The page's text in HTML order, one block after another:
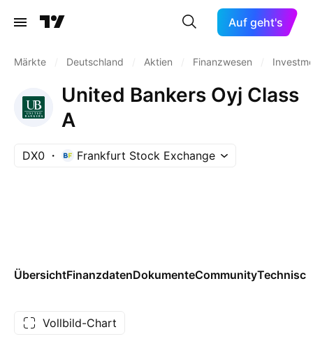
Auf geht's
Märkte Deutschland Aktien Finanzwesen
United Bankers Oyj Class
A
DX0 Frankfurt Stock Exchange
ÜbersichtFinanzdatenDokumenteCommunity
Vollbild-Chart